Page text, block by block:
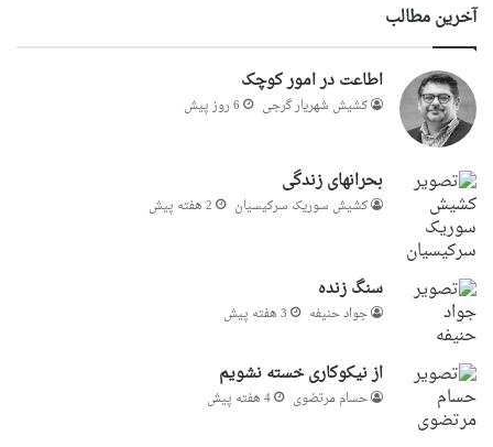
آخرین مطالب
اطاعت در امور کوچک
کشیش شهریار گرجى 6 روز پیش
بحرانهای زندگی
کشیش سوریک سرکیسیان 2 هفته پیش
سنگ زنده
جواد حنیفه 3 هفته پیش
از نیکوکاری خسته نشویم
حسام مرتضوی 4 هفته پیش